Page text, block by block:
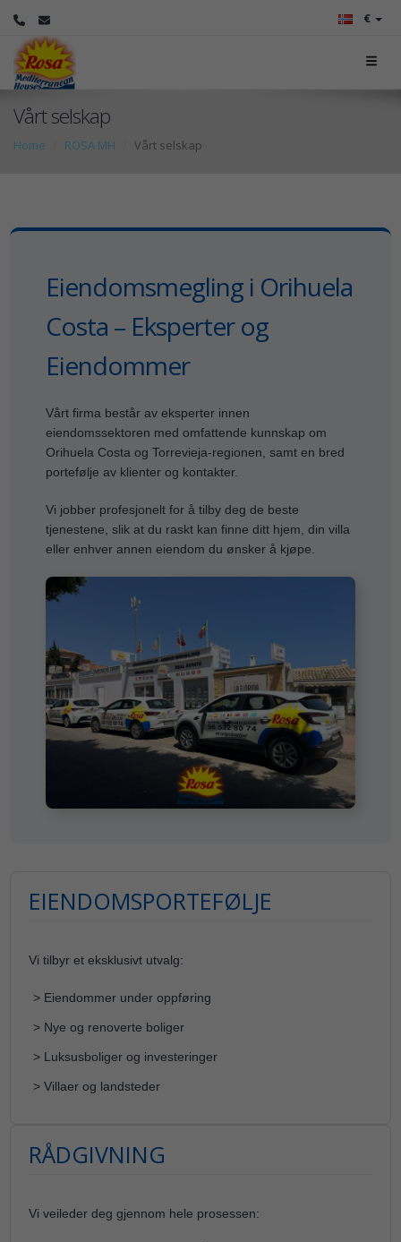
€
Vårt selskap
Home ROSA MH Vårt selskap
Eiendomsmegling i Orihuela
Costa – Eksperter og
Eiendommer
Vårt firma består av eksperter innen
eiendomssektoren med omfattende kunnskap om
Orihuela Costa og Torrevieja-regionen, samt en bred
portefølje av klienter og kontakter.
Vi jobber profesjonelt for å tilby deg de beste
tjenestene, slik at du raskt kan finne ditt hjem, din villa
eller enhver annen eiendom du ønsker å kjøpe.
EIENDOMSPORTEFØLJE
Vi tilbyr et eksklusivt utvalg:
> Eiendommer under oppføring
> Nye og renoverte boliger
> Luksusboliger og investeringer
> Villaer og landsteder
RÅDGIVNING
Vi veileder deg gjennom hele prosessen: